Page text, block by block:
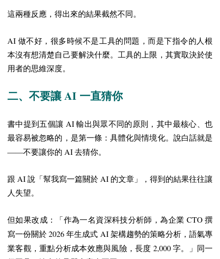
這兩種反應，得出來的結果截然不同。
AI 做不好，很多時候不是工具的問題，而是下指令的人根
本沒有想清楚自己要解決什麼。工具的上限，其實取決於使
用者的思維深度。
二、不要讓 AI 一直猜你
書中提到五個讓 AI輸出與眾不同的原則，其中最核心、也
最容易被忽略的，是第一條：具體化與情境化。說白話就是
——不要讓你的 AI 去猜你。
跟 AI 說「幫我寫一篇關於 AI 的文章」，得到的結果往往讓
人失望。
但如果改成：「作為一名資深科技分析師，為企業 CTO 撰
寫一份關於2026 年生成式 AI架構趨勢的策略分析，語氣專
業客觀，重點分析成本效應與風險，長度 2,000 字。」同一